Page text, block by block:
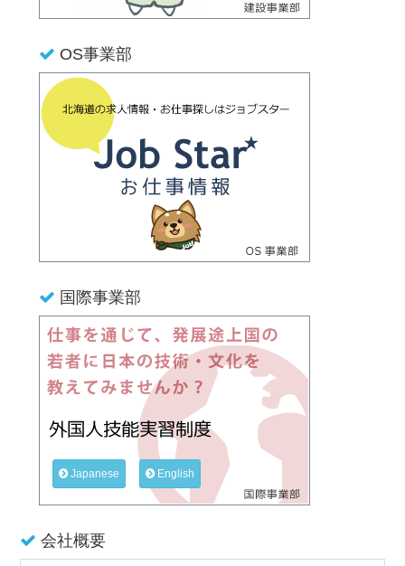
OS事業部
国際事業部
English
Japanese
会社概要